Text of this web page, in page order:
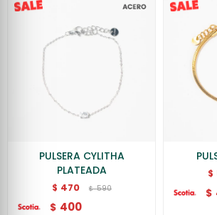
PULSERA CYLITHA
PLATEADA
$ 470 $ 590
$ 400
$
$